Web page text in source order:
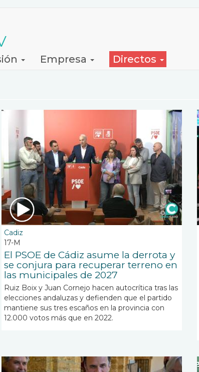
Empresa Directos
Cadiz
17-M
El PSOE de Cádiz asume la derrota y
se conjura para recuperar terreno en
las municipales de 2027
Ruiz Boix y Juan Cornejo hacen autocrítica tras las
elecciones andaluzas y defienden que el partido
mantiene sus tres escaños en la provincia con
12.000 votos más que en 2022.